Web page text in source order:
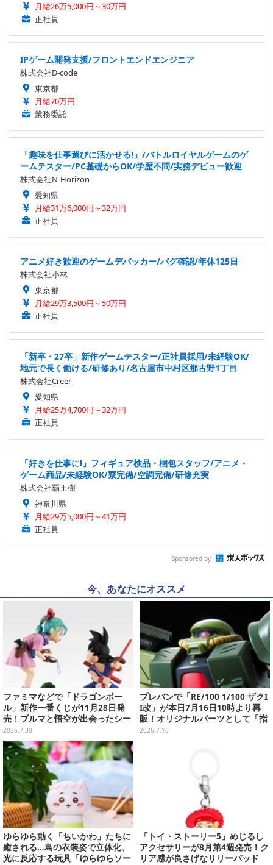
月給26万5,000円～30万円
正社員
IPゲーム開発支援/フロントエンドエンジニア
株式会社D-code
東京都
月給70万円
業務委託
「趣味を仕事選びに活かせる!」/バトルロイヤルゲームのゲ
ームテスター/PC基礎からOK/学歴不問/実務デビュー歓迎
株式会社N-Horizon
愛知県
月給31万6,000円～32万円
正社員
アニメ好き歓迎のゲームデバッカー/バグ確認/年休125日
株式会社小林
東京都
月給29万3,500円～50万円
正社員
「新卒・27卒」新作ゲームテスター/正社員採用/未経験OK/
地元で長く働ける/研修あり/名古屋市中村区那古野1丁目
株式会社Creer
愛知県
月給25万4,700円～32万円
正社員
「好きを仕事に!」フィギュア検品・梱包スタッフ/アニメ・
ゲーム商品/未経験OK/寮完備/空調完備/研修充実
株式会社覇王樹
神奈川県
月給29万5,000円～41万円
正社員
Sponsored by
今、あなたにオススメ
ファミマなどで「ドラゴンボー
ル」新作一番くじが11月28日発
売！ブルマと悟空が出会ったシー
ンや、牛魔王の車で飛び回るウー
ロンたちを立体化
2026.7.30
プレバンで「RE/100 1/100 ザクI
I改」が本日7月16日10時より再
販！オリジナルパーツとして「指
揮官用」「フリッツヘルム」の頭
2026.7.16
ゆらゆら動く「ちいかわ」たちに
癒される…島の衣装姿で立体化、
光に反応する玩具「ゆらゆらソー
「トイ・ストーリー5」めじるし
アクセサリーが8月第4週発売！ク
リア感が良さげなリリーパッド